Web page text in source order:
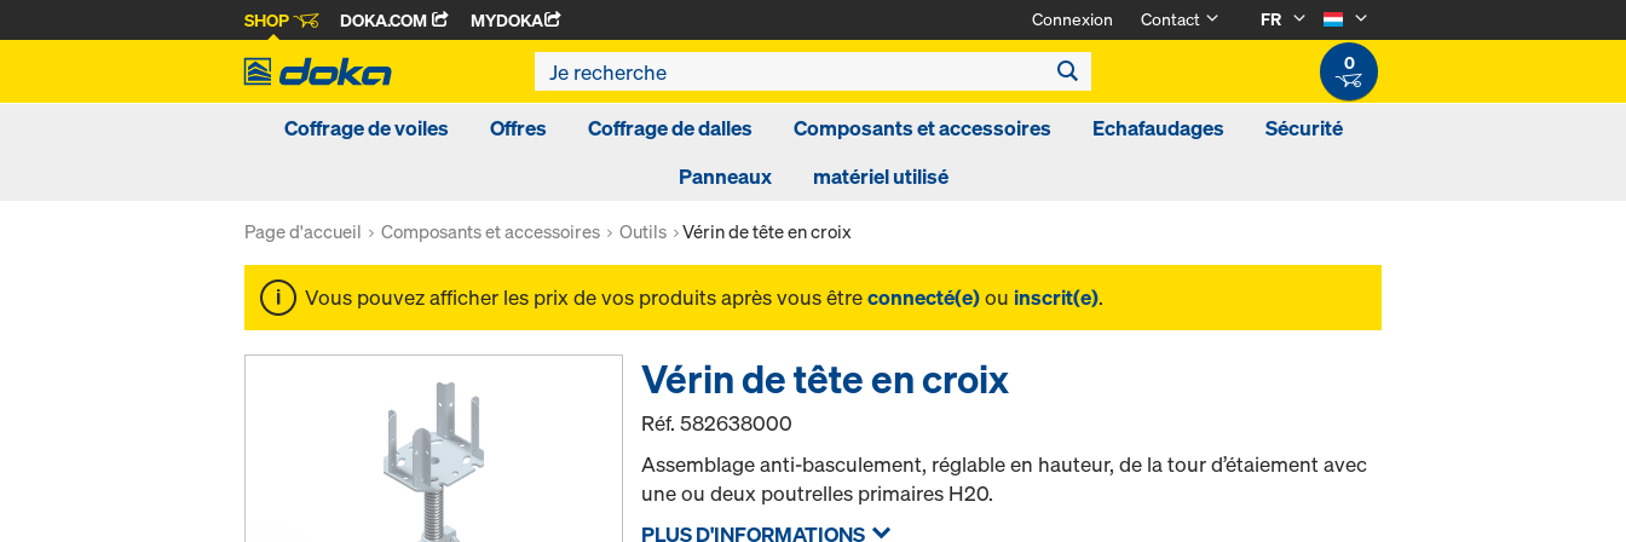
SHOP DOKA.COM MYDOKA Connexion Contact
FR
0
Coffrage de voiles Offres Coffrage de dalles Composants et accessoires Echafaudages
Sécurité
Panneaux
matériel utilisé
Page d'accueil Composants et accessoires Outils Vérin de tête en croix
Vous pouvez afficher les prix de vos produits après vous êtreconnecté(e)ou inscrit(e).
Vérin de tête en croix
Réf.582638000
Assemblage anti-basculement, réglable en hauteur, de la tour d’étaiement avec
une ou deux poutrelles primaires H20.
PLUS D'INFORMATIONS